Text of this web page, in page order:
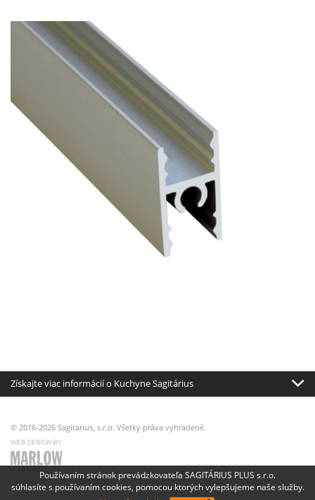
Získajte viac informácií o Kuchyne Sagitárius
© 2016-2026 Sagitarius, s.r.o. Všetky práva vyhradené.
Používaním stránok prevádzkovateľa SAGITÁRIUS PLUS s.r.o.
súhlasíte s používaním cookies, pomocou ktorých vylepšujeme naše služby.